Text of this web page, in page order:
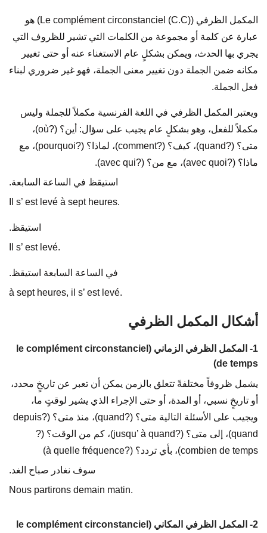
المكمل الظرفي ((C.C) Le complément circonstanciel) هو
عبارة عن كلمة أو مجموعة من الكلمات التي تشير للظروف التي
يجري بها الحدث، ويمكن بشكلٍ عام الاستغناء عنه أو حتى تغيير
مكانه ضمن الجملة دون تغيير معنى الجملة، فهو غير ضروري لبناء
فعل الجملة.
ويعتبر المكمل الظرفي في اللغة الفرنسية مكملاً للجملة وليس
مكملاً للفعل، وهو بشكلٍ عام يجيب على سؤال: أين؟ (?où)،
متى؟ (?quand)، كيف؟ (?comment)، لماذا؟ (?pourquoi)، مع
ماذا؟ (?avec quoi)، مع من؟ (?avec qui).
استيقظ في الساعة السابعة.
Il s’ est levé à sept heures.
استيقظ.
Il s’ est levé.
في الساعة السابعة استيقظ.
à sept heures, il s’ est levé.
أشكال المكمل الظرفي
1- المكمل الظرفي الزماني (le complément circonstanciel
de temps)
يشمل ظروفاً مختلفةً تتعلق بالزمن يمكن أن تعبر عن تاريخٍ محدد،
أو تاريخٍ نسبي، أو المدة، أو حتى الإجراء الذي يشير لوقتٍ ما،
ويجيب على الأسئلة التالية متى؟ (?quand)، منذ متى؟ (?depuis
quand)، إلى متى؟ (?jusqu’ à quand)، كم من الوقت؟ (?
combien de temps)، بأي تردد؟ (?à quelle fréquence)
سوف نغادر صباح الغد.
Nous partirons demain matin.
2- المكمل الظرفي المكاني (le complément circonstanciel